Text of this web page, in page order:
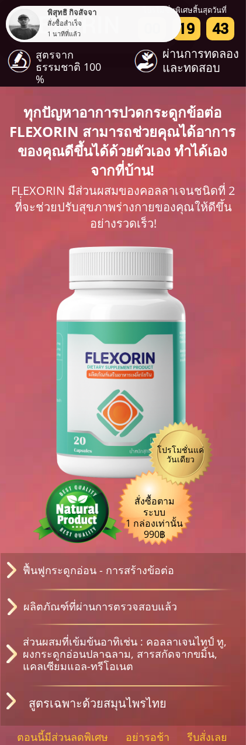
FLEXORIN
ผ่านการทดลอง
และทดสอบ
สูตรจาก
ธรรมชาติ 100
%
โปรโมชั่นพิเศษสิ้นสุดวันที่
19 42
ทุกปัญหาอาการปวดกระดูกข้อต่อ
FLEXORIN สามารถช่วยคุณได้อาการ
ของคุณดีขึ้นได้ด้วยตัวเอง ทำได้เอง
จากที่บ้าน!
FLEXORIN มีส่วนผสมของคอลลาเจนชนิดที่ 2
ที่่จะช่วยปรับสุขภาพร่างกายของคุณให้ดีขึ้น
อย่างรวดเร็ว!
ตอนนี้มีส่วนลดพิเศษ อย่ารอช้า รีบสั่งเลย
ฟื้นฟูกระดูกอ่อน - การสร้างข้อต่อ
สูตรเฉพาะด้วยสมุนไพรไทย
ส่วนผสมที่เข้มข้นอาทิเช่น : คอลลาเจนไทป์ ทู,
ผงกระดูกอ่อนปลาฉลาม, สารสกัดจากขมิ้น,
แคลเซียมแอล-ทรีโอเนต
ผลิตภัณฑ์ที่ผ่านการตรวจสอบแล้ว
สั่งซื้อตาม
ระบบ
1 กล่องเท่านั้น
990฿
โปรโมชั่นแค่
วันเดียว